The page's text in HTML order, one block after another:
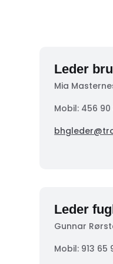
Leder
Mia
Mobil: 456 90
Leder
Gunnar
Mobil: 913 65